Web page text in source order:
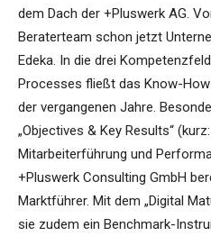
dem Dach der +Pluswerk AG.
Beraterteam schon jetzt
Edeka. In die drei
Processes fließt das Know-
der vergangenen Jahre.
„Objectives & Key Results“
Mitarbeiterführung und
+Pluswerk Consulting GmbH
Marktführer. Mit dem „Digital
sie zudem ein Benchmark-